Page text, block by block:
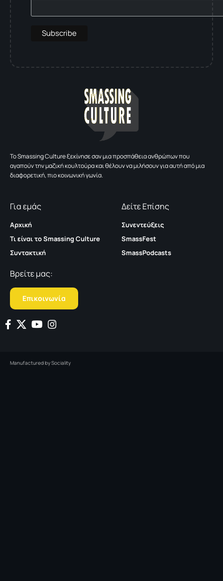
To Smassing Culture ξεκίνησε σαν μια προσπάθεια ανθρώπων που
αγαπούν την μαζική κουλτούρα και θέλουν να μιλήσουν για αυτή από μια
διαφορετική, πιο κοινωνική γωνία.
Για εμάς
Αρχική
Τι είναι το Smassing Culture
Συντακτική
Δείτε Επίσης
Συνεντεύξεις
SmassFest
SmassPodcasts
Βρείτε μας:
Επικοινωνία
Manufactured bySociality